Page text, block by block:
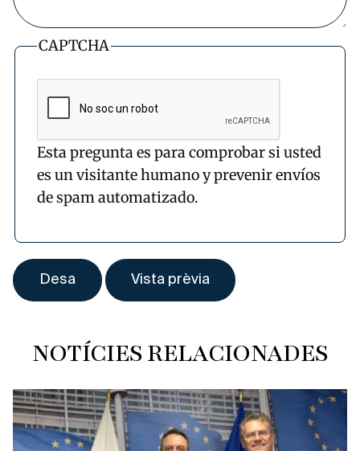
CAPTCHA
Esta pregunta es para comprobar si usted
es un visitante humano y prevenir envíos
de spam automatizado.
NOTÍCIES RELACIONADES